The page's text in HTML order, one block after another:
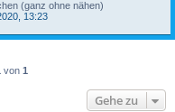
(ganz ohne nähen)
13:23
von 1
Gehe zu